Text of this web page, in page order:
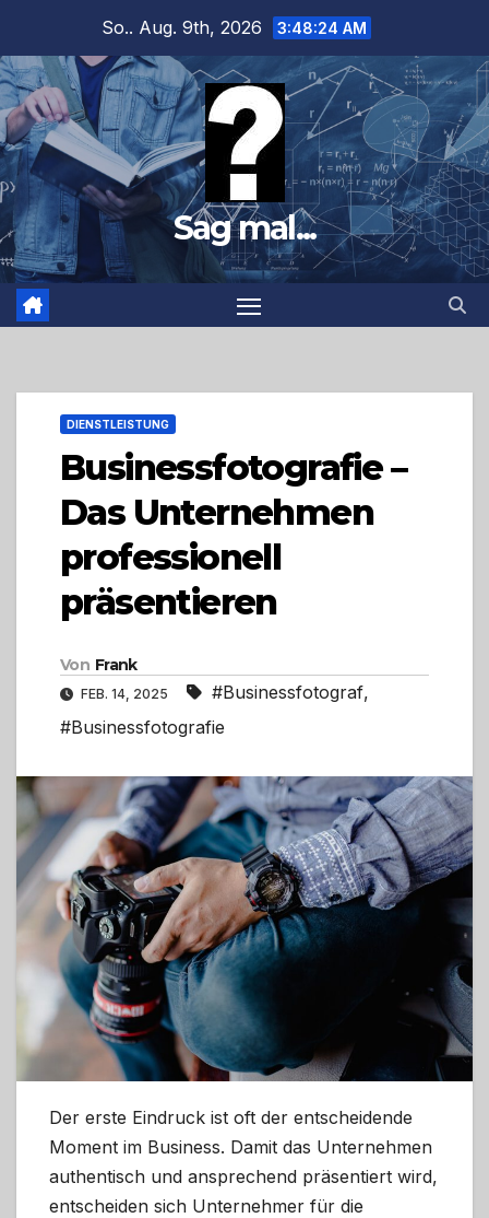
springen
So.. Aug. 9th, 2026 3:48:26 AM
Sag mal...
DIENSTLEISTUNG
Businessfotografie –
Das Unternehmen
professionell
präsentieren
Von Frank
FEB. 14, 2025 #Businessfotograf,
#Businessfotografie
Der erste Eindruck ist oft der entscheidende
Moment im Business. Damit das Unternehmen
authentisch und ansprechend präsentiert wird,
entscheiden sich Unternehmer für die